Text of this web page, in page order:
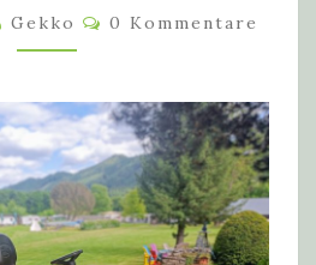
DIENST
GESTELLT!
Gekko Kommentare
0 Kommentare